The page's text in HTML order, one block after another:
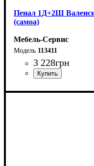
Пенал 1Д+2Ш
(самоа)
Мебель-Сервис
113411
3 228грн